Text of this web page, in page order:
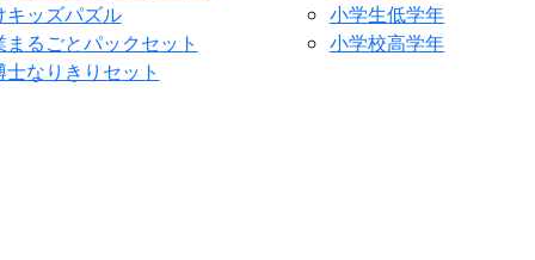
キッズパズル
るごとパックセット
なりきりセット
小学生低学年
小学校高学年